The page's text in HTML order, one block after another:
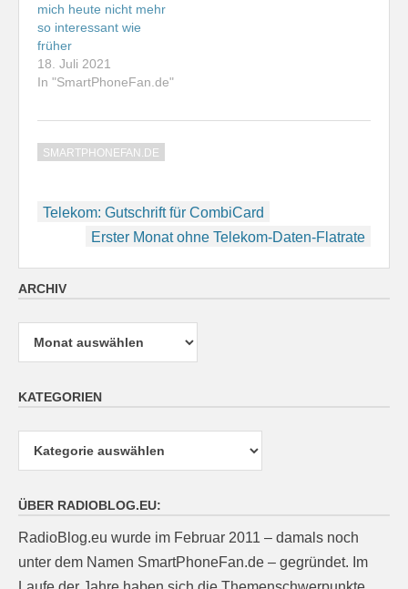
mich heute nicht mehr
so interessant wie
früher
18. Juli 2021
In "SmartPhoneFan.de"
SMARTPHONEFAN.DE
Beitragsnavigation
Telekom: Gutschrift für CombiCard
Erster Monat ohne Telekom-Daten-Flatrate
ARCHIV
Archiv
KATEGORIEN
Kategorien
ÜBER RADIOBLOG.EU:
RadioBlog.eu wurde im Februar 2011 – damals noch
unter dem Namen SmartPhoneFan.de – gegründet. Im